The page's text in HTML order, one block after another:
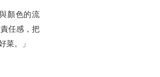
顏色的流
任感，把
。」